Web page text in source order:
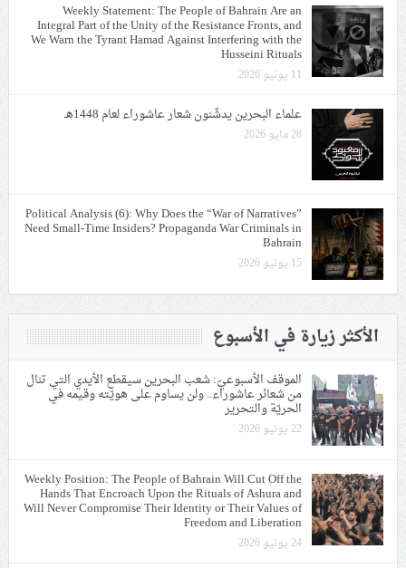
Weekly Statement: The People of Bahrain Are an
Integral Part of the Unity of the Resistance Fronts, and
We Warn the Tyrant Hamad Against Interfering with the
Husseini Rituals
11 يونيو 2026
علماء البحرين يدشّنون شعار عاشوراء لعام 1448هـ
28 مايو 2026
Political Analysis (6): Why Does the “War of Narratives”
Need Small-Time Insiders? Propaganda War Criminals in
Bahrain
15 يونيو 2026
الأكثر زيارة في الأسبوع
الموقف الأسبوعيّ: شعب البحرين سيقطع الأيدي التي تنال
من شعائر عاشوراء.. ولن يساوم على هويّته وقيمه في
الحريّة والتحرير
22 يونيو 2026
Weekly Position: The People of Bahrain Will Cut Off the
Hands That Encroach Upon the Rituals of Ashura and
Will Never Compromise Their Identity or Their Values of
Freedom and Liberation
24 يونيو 2026